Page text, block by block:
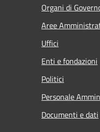
Organi di
Aree
Uffici
Enti e fondazioni
Politici
Personale
Documenti e dati